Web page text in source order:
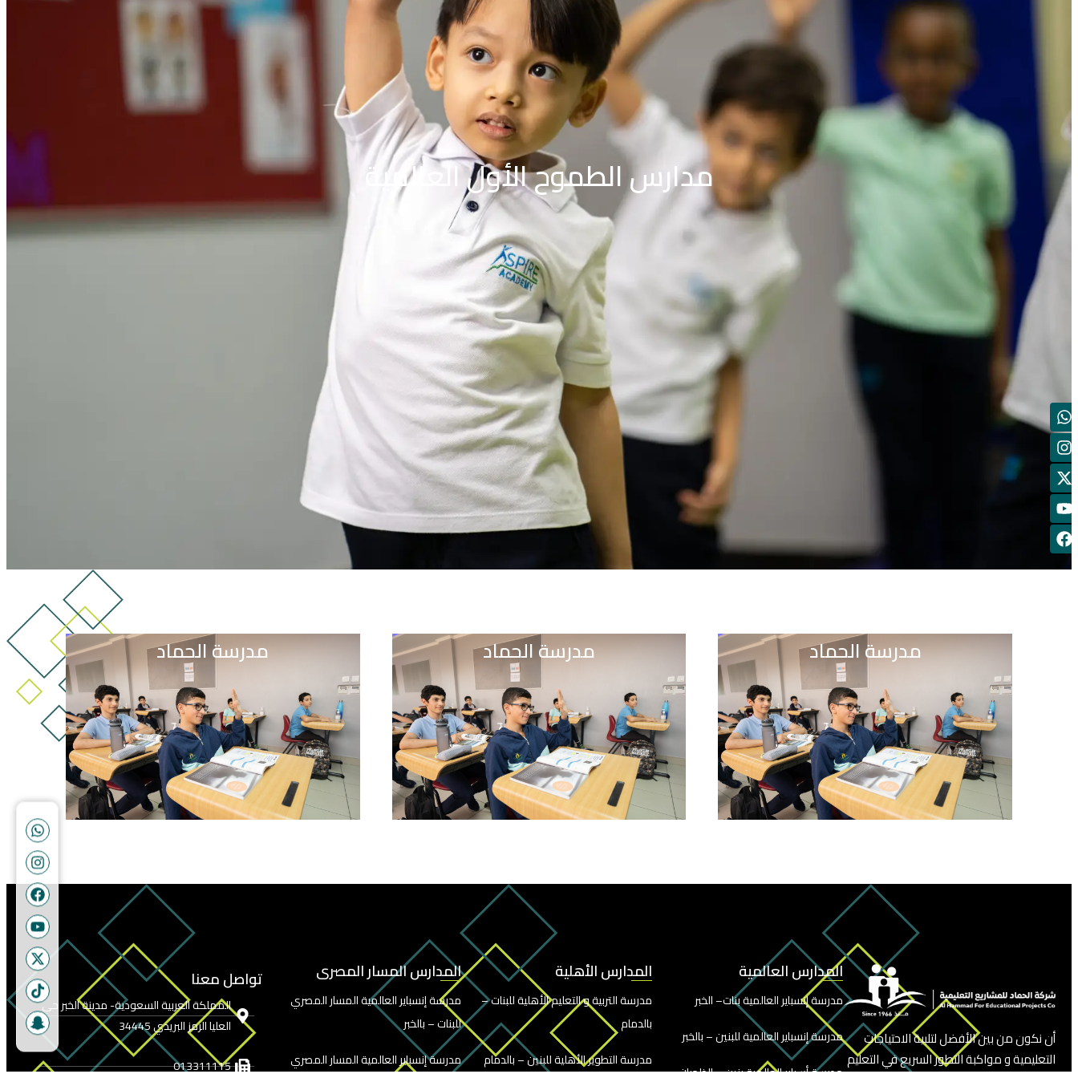
مدارس الطموح الأول العالمية
مدرسة الحماد مدرسة الحماد مدرسة الحماد
أن نكون من بين الأفضل لتلبية الاحتياجات
التعليمية و مواكبة التطور السريع في التعليم
المدارس العالمية
مدرسة إنسباير العالمية بنات– الخبر
مدرسة إنسباير العالمية للبنين – بالخبر
مدرسة أسباير العالمية بنين – الظهران
المدارس الأهلية
مدرسة التربية و التعليم الأهلية للبنات –
بالدمام
مدرسة التطوير الأهلية للبنين – بالدمام
المدارس المسار المصرى
مدرسة إنسباير العالمية المسار المصري
للبنات – بالخبر
مدرسة إنسباير العالمية المسار المصري
تواصل معنا
المملكة العربية السعودية- مدينة الخبر حي
العليا الرمز البريدي 34445
013311115